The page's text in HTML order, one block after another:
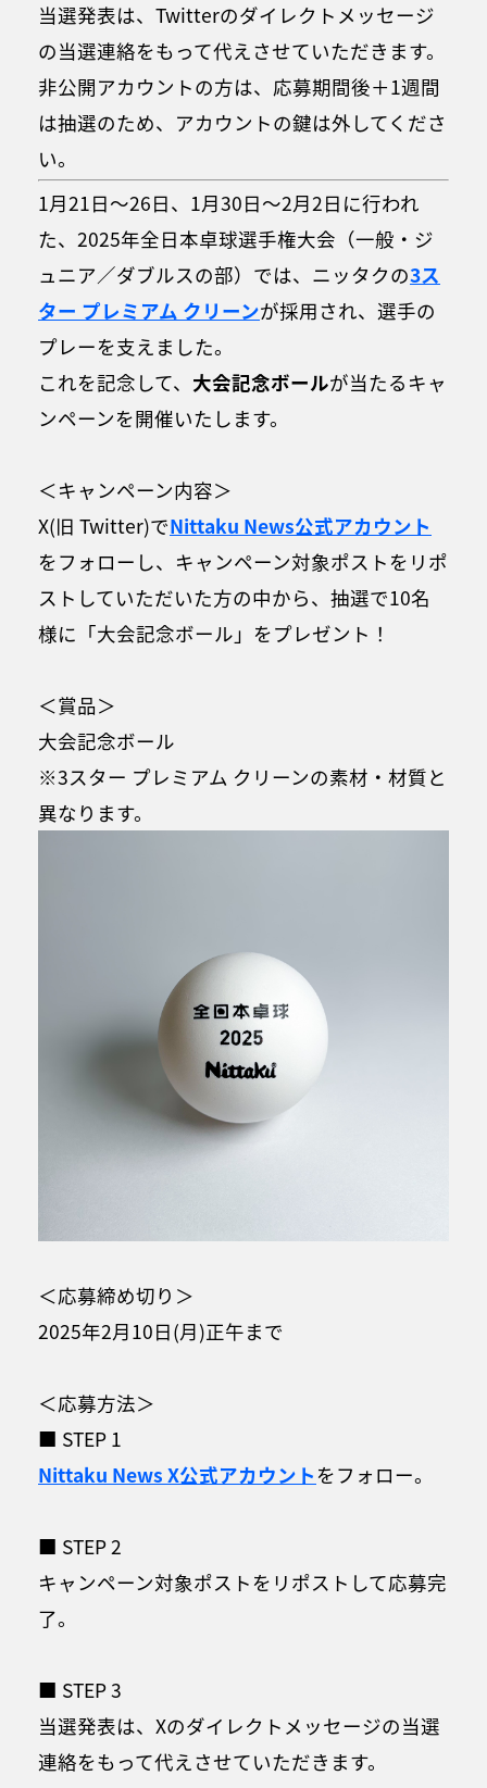
当選発表は、Twitterのダイレクトメッセージ
の当選連絡をもって代えさせていただきます。
非公開アカウントの方は、応募期間後＋1週間
は抽選のため、アカウントの鍵は外してくださ
い。
1月21日～26日、1月30日～2月2日に行われ
た、2025年全日本卓球選手権大会（一般・ジ
ュニア／ダブルスの部）では、ニッタクの3ス
ター プレミアム クリーンが採用され、選手の
プレーを支えました。
これを記念して、 大会記念ボールが当たるキャ
ンペーンを開催いたします。
＜キャンペーン内容＞
X(旧 Twitter)でNittaku News公式アカウント
をフォローし、キャンペーン対象ポストをリポ
ストしていただいた方の中から、抽選で10名
様に「大会記念ボール」をプレゼント！
＜賞品＞
大会記念ボール
※3スター プレミアム クリーンの素材・材質と
異なります。
＜応募締め切り＞
2025年2月10日(月)正午まで
＜応募方法＞
■ STEP 1
Nittaku News X公式アカウント をフォロー。
■ STEP 2
キャンペーン対象ポストをリポストして応募完
了。
■ STEP 3
当選発表は、Xのダイレクトメッセージの当選
連絡をもって代えさせていただきます。